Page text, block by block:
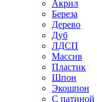
Акрил
Береза
Дерево
Дуб
ЛДСП
Массив
Пластик
Шпон
Экошпон
С патиной